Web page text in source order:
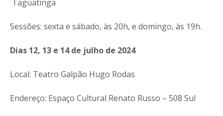
Taguatinga
Sessões: sexta e sábado, às 20h, e domingo, às 19h.
Dias 12, 13 e 14 de julho de 2024
Local: Teatro Galpão Hugo Rodas
Endereço: Espaço Cultural Renato Russo – 508 Sul